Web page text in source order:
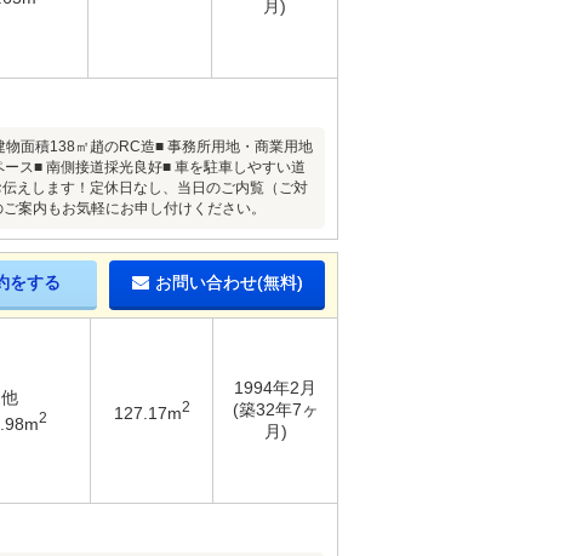
月)
面積138㎡趙のRC造■ 事務所用地・商業用地
ス■ 南側接道採光良好■ 車を駐車しやすい道
えします！定休日なし、当日のご内覧（ご対
案内もお気軽にお申し付けください。
をする お問い合わせ(無料)
他
2 127.17m2
1994年2月
(築32年7ヶ
月)